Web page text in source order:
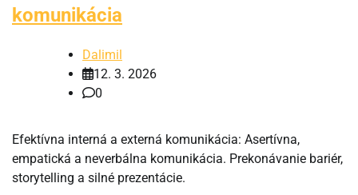
komunikácia
Dalimil
12. 3. 2026
0
Efektívna interná a externá komunikácia: Asertívna,
empatická a neverbálna komunikácia. Prekonávanie bariér,
storytelling a silné prezentácie.